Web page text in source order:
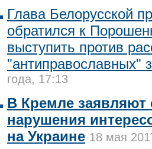
Глава Белорусской
обратился к
выступить против
"антиправославных"
года, 17:13
В Кремле заявляют
нарушения
на Украине 18 мая